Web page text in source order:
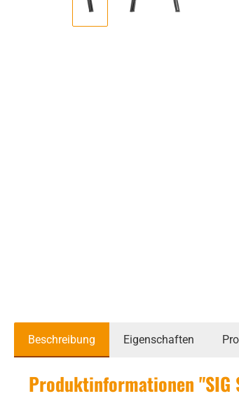
Beschreibung Eigenschaften
Produktinformationen "SIG